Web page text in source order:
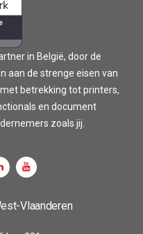
in België, door de
aan de strenge eisen van
betrekking tot printers,
en document
zoals jij.
Vlaanderen